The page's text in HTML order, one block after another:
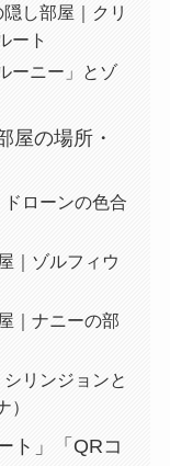
し部屋｜クリ
ート
ーニー」とゾ
屋の場所・
ローンの色合
｜ゾルフィウ
｜ナニーの部
リンジョンと
ト」「QRコ